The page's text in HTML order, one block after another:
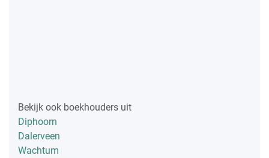
Bekijk ook boekhouders uit
Diphoorn
Dalerveen
Wachtum